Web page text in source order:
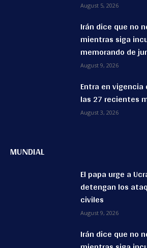
August 5, 2026
Irán dice que no
mientras siga
memorando de
August 9, 2026
Entra en vigencia
las 27 recientes
August 3, 2026
MUNDIAL
El papa urge a
detengan los
civiles
August 9, 2026
Irán dice que no